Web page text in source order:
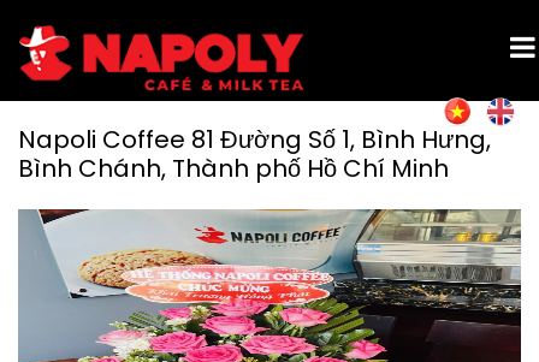
Napoli Coffee 81 Đường Số 1, Bình Hưng,
Bình Chánh, Thành phố Hồ Chí Minh